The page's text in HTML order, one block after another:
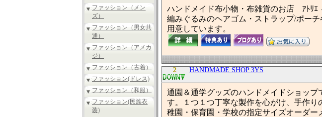
ファッション（メン
ズ）
ファッション（男女共
通）
ファッション（アメカ
ジ）
ファッション（古着）
ファッション(ドレス)
ファッション（和服）
ファッション(民族衣
装)
ハンドメイド布小物・布雑貨のお店 ｱﾄﾘｴ
編みぐるみのヘアゴム・ストラップ/ポー
用意しています。
2 HANDMADE SHOP 3YS
通園＆通学グッズのハンドメイドショッ
す。１つ１つ丁寧な製作を心がけ、手作
稚園・保育園・学校の指定サイズオーダー